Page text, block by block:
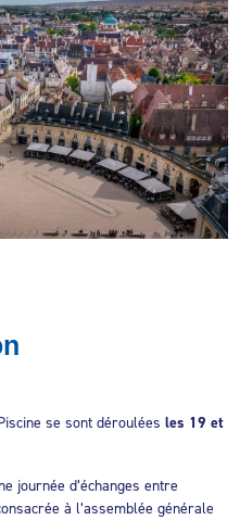
se sont dérouléesles 19 et
journée d’échanges entre
à l’assemblée générale